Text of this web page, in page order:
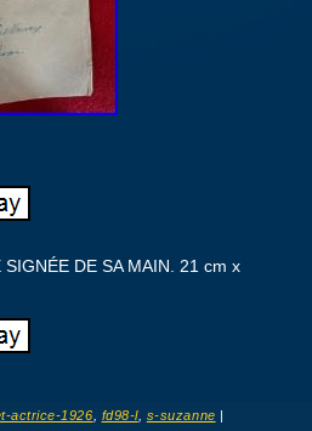
DE SA MAIN. 21 cm x
actrice-1926, fd98-l, s-suzanne